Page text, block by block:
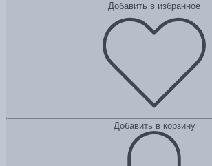
Добавить в избранное
Добавить в корзину